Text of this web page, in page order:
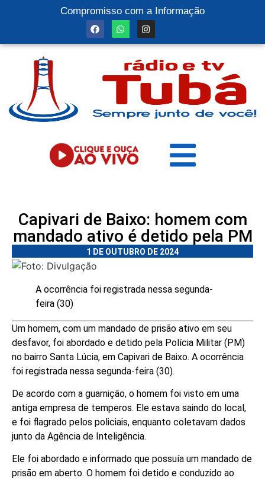
Compromisso com a Informação
Capivari de Baixo: homem com
mandado ativo é detido pela PM
1 DE OUTUBRO DE 2024
A ocorrência foi registrada nessa segunda-
feira (30)
Um homem, com um mandado de prisão ativo em seu
desfavor, foi abordado e detido pela Polícia Militar (PM)
no bairro Santa Lúcia, em Capivari de Baixo. A ocorrência
foi registrada nessa segunda-feira (30).
De acordo com a guarnição, o homem foi visto em uma
antiga empresa de temperos. Ele estava saindo do local,
e foi flagrado pelos policiais, enquanto coletavam dados
junto da Agência de Inteligência.
Ele foi abordado e informado que possuía um mandado de
prisão em aberto. O homem foi detido e conduzido ao